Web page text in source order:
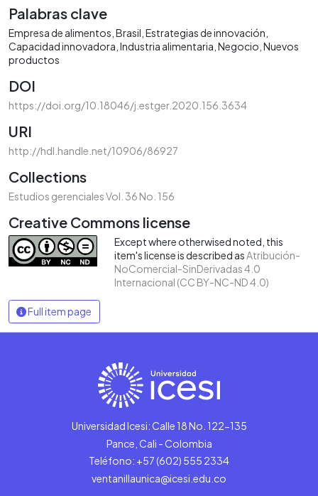
Palabras clave
Empresa de alimentos Brasil Estrategias de innovación
Capacidad innovadora Industria alimentaria Negocio Nuevos
productos
DOI
https://doi.org/10.18046/j.estger.2020.156.3634
URI
http://hdl.handle.net/10906/86927
Collections
Estudios gerenciales Vol. 36 No. 156
Creative Commons license
Except where otherwised noted, this
item's license is described asAtribución-
NoComercial-SinDerivadas 4.0
Internacional (CC BY-NC-ND 4.0)
Full item page
Universidad Icesi: Calle 18 No. 122-135
Pance, Cali - Colombia
Teléfono: +57 (602) 555 2334
ventanillaunica@icesi.edu.co